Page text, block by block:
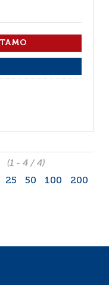
(1 - 4 / 4)
25 50 100 200